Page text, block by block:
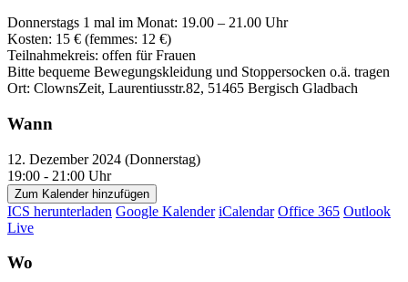
Donnerstags 1 mal im Monat: 19.00 – 21.00 Uhr
Kosten: 15 € (femmes: 12 €)
Teilnahmekreis: offen für Frauen
Bitte bequeme Bewegungskleidung und Stoppersocken o.ä. tragen
Ort: ClownsZeit, Laurentiusstr.82, 51465 Bergisch Gladbach
Wann
12. Dezember 2024 (Donnerstag)
19:00 - 21:00 Uhr
Zum Kalender hinzufügen
ICS herunterladen Google Kalender iCalendar Office 365 Outlook
Live
Wo